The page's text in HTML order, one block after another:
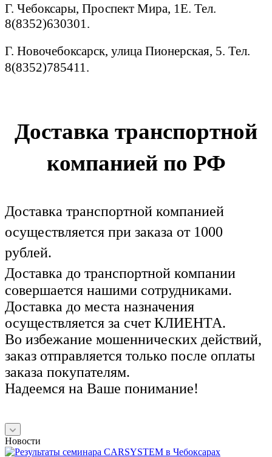
Г. Чебоксары, Проспект Мира, 1Е. Тел.
8(8352)630301.
Г. Новочебоксарск, улица Пионерская, 5. Тел.
8(8352)785411.
Доставка транспортной
компанией по РФ
Доставка транспортной компанией
осуществляется при заказа от 1000
рублей.
Доставка до транспортной компании
совершается нашими сотрудниками.
Доставка до места назначения
осуществляется за счет КЛИЕНТА.
Во избежание мошеннических действий,
заказ отправляется только после оплаты
заказа покупателям.
Надеемся на Ваше понимание!
Новости